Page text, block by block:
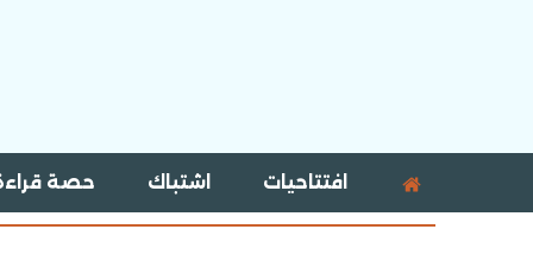
افتتاحيات اشتباك حصة